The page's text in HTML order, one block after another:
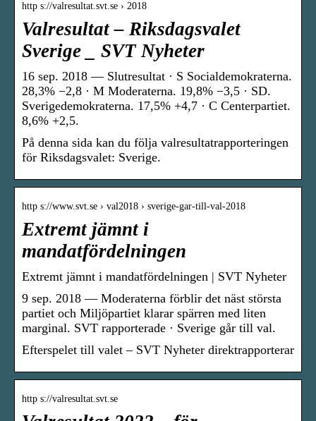
http s://valresultat.svt.se › 2018
Valresultat – Riksdagsvalet
Sverige _ SVT Nyheter
16 sep. 2018 — Slutresultat · S Socialdemokraterna.
28,3% −2,8 · M Moderaterna. 19,8% −3,5 · SD.
Sverigedemokraterna. 17,5% +4,7 · C Centerpartiet.
8,6% +2,5.
På denna sida kan du följa valresultatrapporteringen
för Riksdagsvalet: Sverige.
http s://www.svt.se › val2018 › sverige-gar-till-val-2018
Extremt jämnt i
mandatfördelningen
Extremt jämnt i mandatfördelningen | SVT Nyheter
9 sep. 2018 — Moderaterna förblir det näst största
partiet och Miljöpartiet klarar spärren med liten
marginal. SVT rapporterade · Sverige går till val.
Efterspelet till valet – SVT Nyheter direktrapporterar
http s://valresultat.svt.se